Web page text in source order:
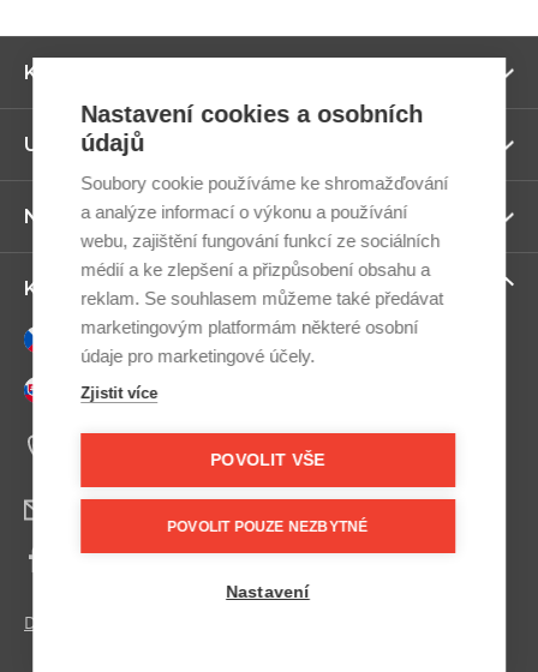
Kategorie
Užitečné odkazy
Newsletter
Kontaktujte nás
Česky
Slovensky
+420 607 800 100
Facebook
Další kontakty
Nastavení cookies a osobních
údajů
Soubory cookie používáme ke shromažďování
a analýze informací o výkonu a používání
webu, zajištění fungování funkcí ze sociálních
médií a ke zlepšení a přizpůsobení obsahu a
reklam. Se souhlasem můžeme také předávat
marketingovým platformám některé osobní
údaje pro marketingové účely.
Zjistit více
POVOLIT VŠE
POVOLIT POUZE NEZBYTNÉ
Nastavení